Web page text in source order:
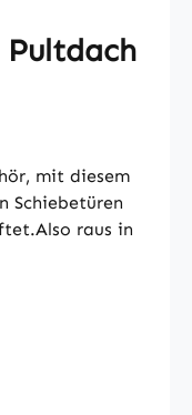
Pultdach
mit diesem
Schiebetüren
raus in